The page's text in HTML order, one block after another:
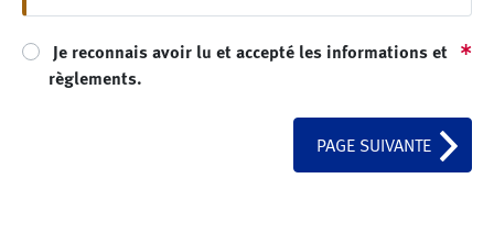
Je reconnais avoir lu et accepté les informations et
règlements.
PAGE SUIVANTE